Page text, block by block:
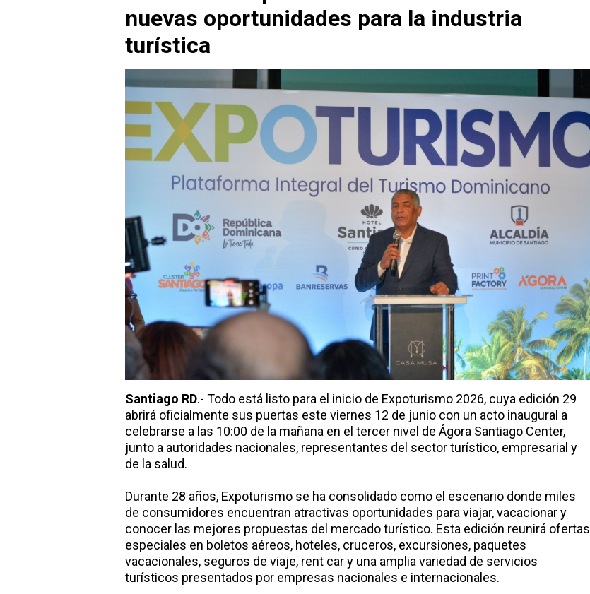
nuevas oportunidades para la industria
turística
Santiago RD.- Todo está listo para el inicio de Expoturismo 2026, cuya edición 29
abrirá oficialmente sus puertas este viernes 12 de junio con un acto inaugural a
celebrarse a las 10:00 de la mañana en el tercer nivel de Ágora Santiago Center,
junto a autoridades nacionales, representantes del sector turístico, empresarial y
de la salud.
Durante 28 años, Expoturismo se ha consolidado como el escenario donde miles
de consumidores encuentran atractivas oportunidades para viajar, vacacionar y
conocer las mejores propuestas del mercado turístico. Esta edición reunirá ofertas
especiales en boletos aéreos, hoteles, cruceros, excursiones, paquetes
vacacionales, seguros de viaje, rent car y una amplia variedad de servicios
turísticos presentados por empresas nacionales e internacionales.